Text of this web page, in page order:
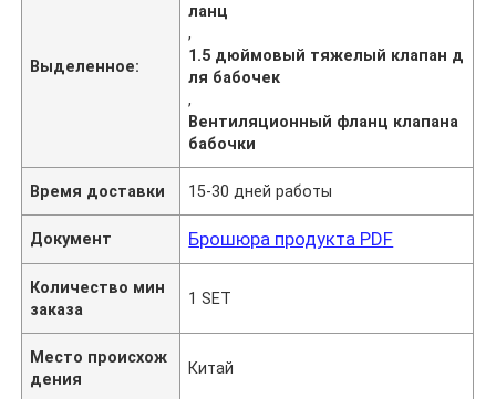
Выделенное:
ланц
,
1.5 дюймовый тяжелый клапан д
ля бабочек
,
Вентиляционный фланц клапана
бабочки
Время доставки 15-30 дней работы
Документ Брошюра продукта PDF
Количество мин
заказа
1 SET
Место происхож
дения
Китай